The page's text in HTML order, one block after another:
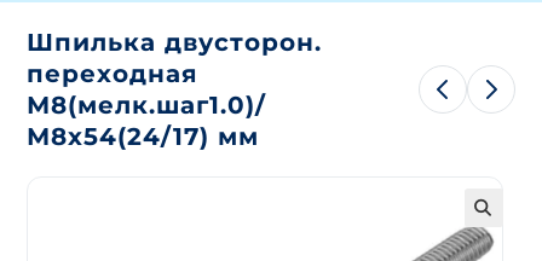
Шпилька двусторон.
переходная
М8(мелк.шаг1.0)/
М8х54(24/17) мм
🔍